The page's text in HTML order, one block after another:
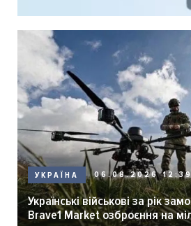
УКРАЇНА 06.08.2026
Українські військові за рік
Brave1 Market озброєння на